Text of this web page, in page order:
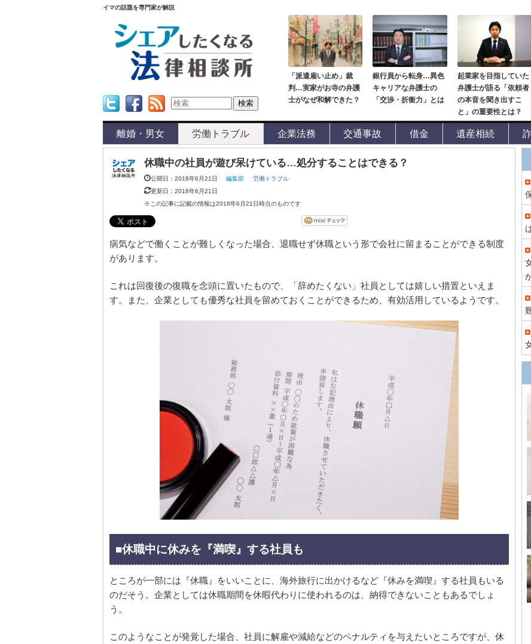
イマの話題を専門家が解説
「派遣雇い止め」裁
判…実家がお寺の弁護
士がなぜ和解できた？
銀行員から転身…異色
キャリアな弁護士の
「交渉・折衝力」とは
起業家を目指していた
弁護士が語る「依頼者
の本音を聞き出すこ
と」の重要性とは？
離婚・男女 労働トラブル 企業法務 交通事故 借金 遺産相続
休職中の社員が遊び呆けている…処分することはできる？
公開日：2018年6月21日 編集部
労働トラブル
更新日：2018年6月21日
※この記事に記載の情報は2018年6月21日時点のものです
病気などで働くことが難しくなった場合、退職せず休職という形で会社に留まることができる制度
があります。
これは回復後の復職を念頭に置いたもので、「辞めたくない」社員としては嬉しい措置といえま
す。また、企業としても優秀な社員を留めておくことができるため、有効活用しているようです。
■休職中に休みを『満喫』する社員も
ところが一部には『休職』をいいことに、海外旅行に出かけるなど『休みを満喫』する社員もいる
のだそう。企業としては休職期間を休暇代わりに使われるのは、納得できないこともあるでしょ
う。
このようなことが発覚した場合、社員に解雇や減給などのペナルティを与えたいところですが、休